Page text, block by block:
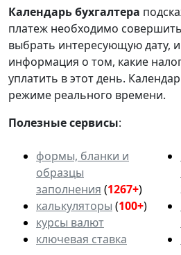
Календарьбухгалтера
платеж необходимо
выбрать интересующую дату,
информация о том, какие
уплатить в этот день.
режиме реального времени.
Полезные сервисы:
формы, бланки и
образцы
заполнения (1267+)
калькуляторы (100+)
курсы валют
ключевая ставка